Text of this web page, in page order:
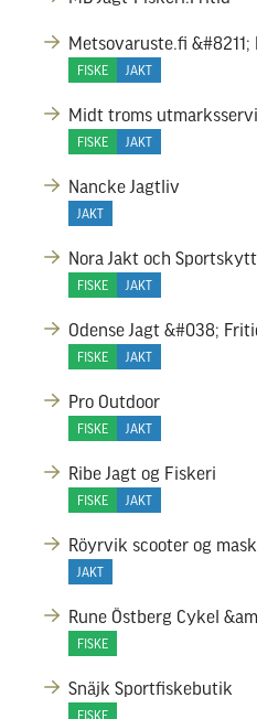
Metsovaruste.fi &#8211;
FISKE JAKT
Midt troms
FISKE JAKT
Nancke Jagtliv
JAKT
Nora Jakt och
FISKE JAKT
Odense Jagt &#038;
FISKE JAKT
Pro Outdoor
FISKE JAKT
Ribe Jagt og Fiskeri
FISKE JAKT
Röyrvik scooter og
JAKT
Rune Östberg Cykel
FISKE
Snäjk Sportfiskebutik
FISKE